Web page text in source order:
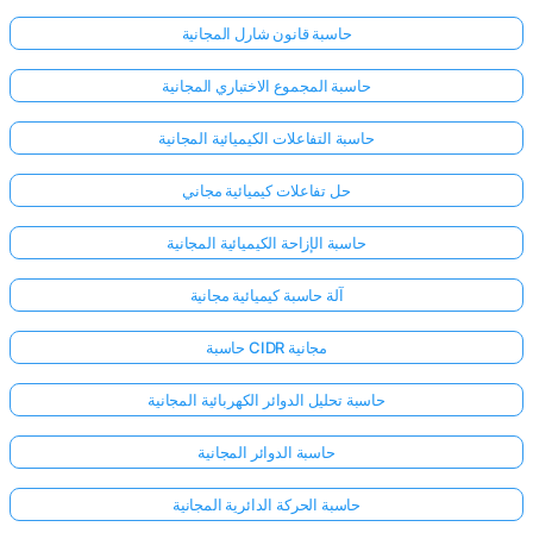
حاسبة قانون شارل المجانية
حاسبة المجموع الاختباري المجانية
حاسبة التفاعلات الكيميائية المجانية
حل تفاعلات كيميائية مجاني
حاسبة الإزاحة الكيميائية المجانية
آلة حاسبة كيميائية مجانية
حاسبة CIDR مجانية
حاسبة تحليل الدوائر الكهربائية المجانية
حاسبة الدوائر المجانية
حاسبة الحركة الدائرية المجانية